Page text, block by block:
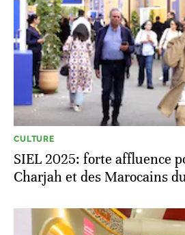
CULTURE
SIEL 2025: forte affluence
Charjah et des Marocains